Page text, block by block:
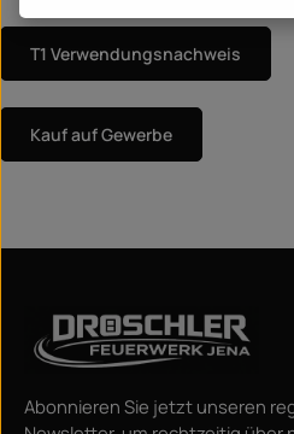
T1 Verwendungsnachweis
Kauf auf Gewerbe
Abonnieren Sie jetzt unseren